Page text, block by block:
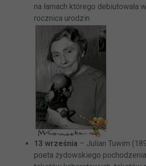
na łamach którego debiutowała
rocznica urodzin
13 września – Julian Tuwim
poeta żydowskiego